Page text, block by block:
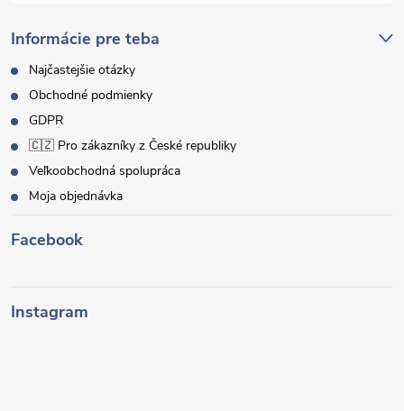
Informácie pre teba
Najčastejšie otázky
Obchodné podmienky
GDPR
🇨🇿 Pro zákazníky z České republiky
Veľkoobchodná spolupráca
Moja objednávka
Facebook
Instagram